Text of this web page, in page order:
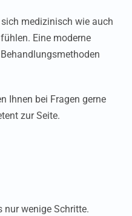
medizinisch wie auch
Eine moderne
Ihnen bei Fragen gerne
zur Seite.
nur wenige Schritte.